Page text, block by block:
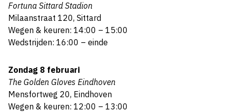
Fortuna Sittard Stadion
Milaanstraat 120, Sittard
Wegen & keuren: 14:00 – 15:00
Wedstrijden: 16:00 – einde
Zondag 8 februari
The Golden Gloves Eindhoven
Mensfortweg 20, Eindhoven
Wegen & keuren: 12:00 – 13:00